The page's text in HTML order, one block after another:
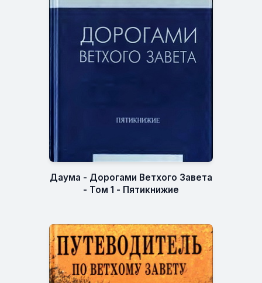
Даума - Дорогами Ветхого Завета
- Том 1 - Пятикнижие